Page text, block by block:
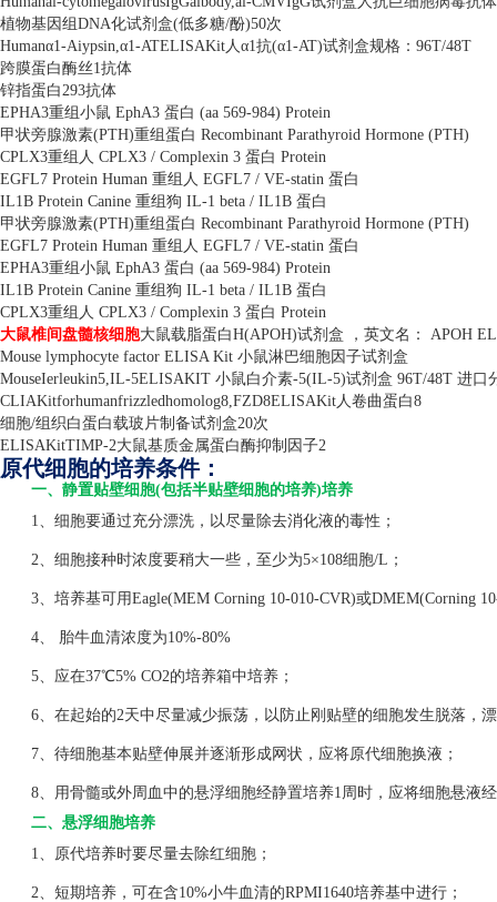
植物基因组 DNA化试剂盒(低多糖/酚)50次
Humanα1-Aiypsin,α1-ATELISAKit人α1抗(α1-AT)试剂盒规格： 96T/48T
跨膜蛋白酶丝1抗体
锌指蛋白293抗体
EPHA3重组小鼠 EphA3 蛋白 (aa 569-984) Protein
甲状旁腺激素(PTH)重组蛋白 Recombinant Parathyroid Hormone (PTH)
CPLX3重组人 CPLX3 / Complexin 3 蛋白 Protein
EGFL7 Protein Human 重组人 EGFL7 / VE-statin 蛋白
IL1B Protein Canine 重组狗 IL-1 beta / IL1B 蛋白
甲状旁腺激素(PTH)重组蛋白 Recombinant Parathyroid Hormone (PTH)
EGFL7 Protein Human 重组人 EGFL7 / VE-statin 蛋白
EPHA3重组小鼠 EphA3 蛋白 (aa 569-984) Protein
IL1B Protein Canine 重组狗 IL-1 beta / IL1B 蛋白
CPLX3重组人 CPLX3 / Complexin 3 蛋白 Protein
大鼠椎间盘髓核细胞大鼠载脂蛋白H(APOH)试剂盒 ，英文名：
APOH
Mouse lymphocyte factor ELISA Kit 小鼠淋巴细胞因子试剂盒
MouseIerleukin5,IL-5ELISAKIT 小鼠白介素-5(IL-5)试剂盒 96T/48T 进口
CLIAKitforhumanfrizzledhomolog8,FZD8ELISAKit人卷曲蛋白8
细胞/组织白蛋白载玻片制备试剂盒20次
ELISAKitTIMP-2大鼠基质金属蛋白酶抑制因子2
原代细胞的培养条件：
一、静置贴壁细胞(包括半贴壁细胞的培养)培养
1、细胞要通过充分漂洗，以尽量除去消化液的毒性；
2、细胞接种时浓度要稍大一些，至少为5×108细胞/L；
3、培养基可用Eagle(MEM Corning 10-010-CVR)或DMEM(Corning
4、 胎牛血清浓度为10%-80%
5、应在37℃5% CO2的培养箱中培养；
6、在起始的2天中尽量减少振荡，以防止刚贴壁的细胞发生脱落，
7、待细胞基本贴壁伸展并逐渐形成网状，应将原代细胞换液；
8、用骨髓或外周血中的悬浮细胞经静置培养1周时，应将细胞悬液
二、悬浮细胞培养
1、原代培养时要尽量去除红细胞；
2、短期培养，可在含10%小牛血清的RPMI1640培养基中进行；